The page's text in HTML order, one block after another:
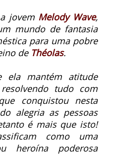
jovem Melody Wave,
mundo de fantasia
para uma pobre
de Théolas.
ela mantém atitude
tudo com
conquistou nesta
alegria as pessoas
é mais que isto!
como uma
heroína poderosa